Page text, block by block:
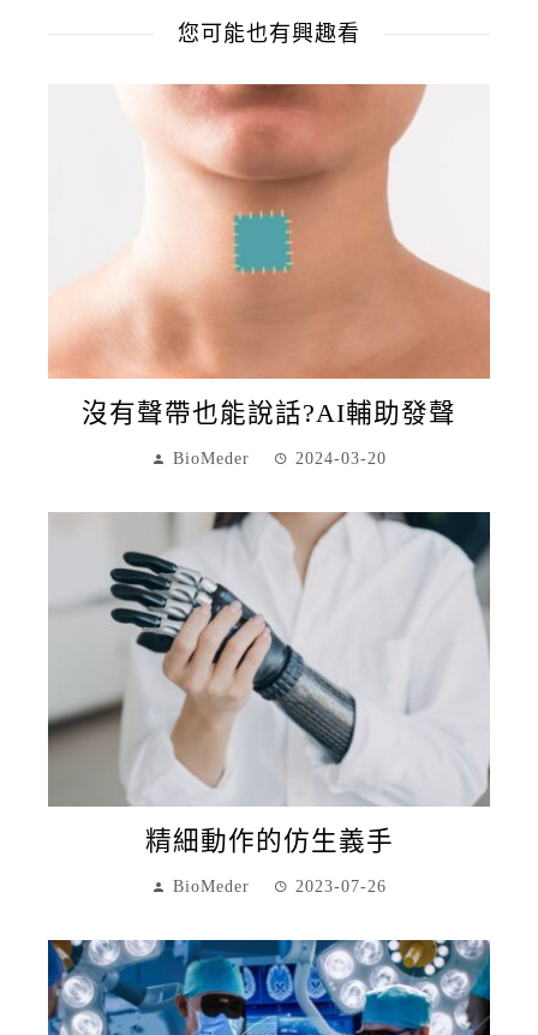
您可能也有興趣看
沒有聲帶也能說話?AI輔助發聲
BioMeder 2024-03-20
精細動作的仿生義手
BioMeder 2023-07-26